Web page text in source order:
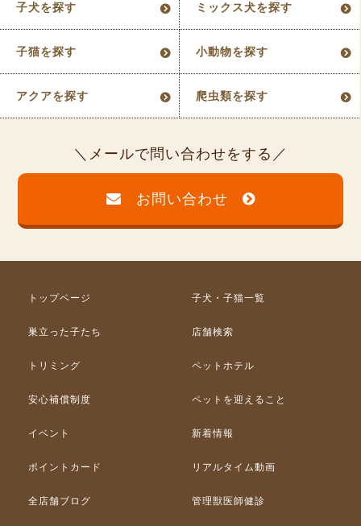
子犬を探す ミックス犬を探す
子猫を探す 小動物を探す
アクアを探す 爬虫類を探す
メールで問い合わせをする
お問い合わせ
トップページ 子犬・子猫一覧
巣立った子たち 店舗検索
トリミング ペットホテル
安心補償制度 ペットを迎えること
イベント 新着情報
ポイントカード リアルタイム動画
全店舗ブログ 管理獣医師健診